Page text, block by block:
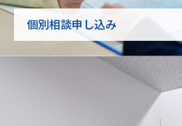
個別相談申し込み